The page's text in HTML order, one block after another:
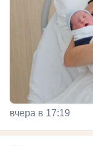
вчера в 17:19